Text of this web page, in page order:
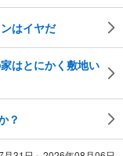
はイヤだ
はとにかく敷地い
？